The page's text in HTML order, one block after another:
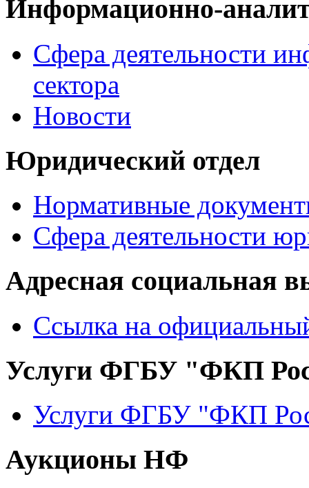
Информационно-
Сфера деятельности
сектора
Новости
Юридический отдел
Нормативные
Сфера деятельности
Адресная социальная
Ссылка на
Услуги ФГБУ "ФКП
Услуги ФГБУ "ФКП
Аукционы НФ